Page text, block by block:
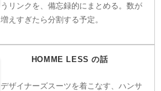
うリンクを、備忘録的にまとめる。数が
増えすぎたら分割する予定。
HOMME LESS の話
デザイナーズスーツを着こなす、ハンサ